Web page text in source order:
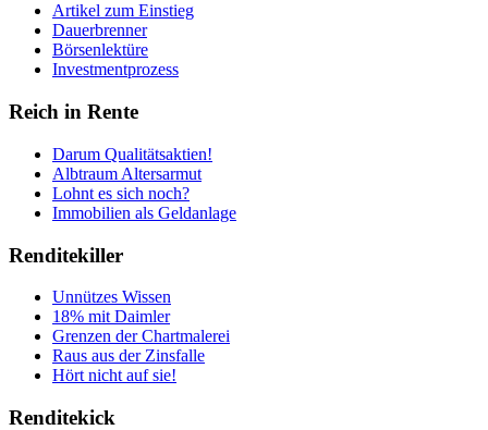
Artikel zum Einstieg
Dauerbrenner
Börsenlektüre
Investmentprozess
Reich in Rente
Darum Qualitätsaktien!
Albtraum Altersarmut
Lohnt es sich noch?
Immobilien als Geldanlage
Renditekiller
Unnützes Wissen
18% mit Daimler
Grenzen der Chartmalerei
Raus aus der Zinsfalle
Hört nicht auf sie!
Renditekick